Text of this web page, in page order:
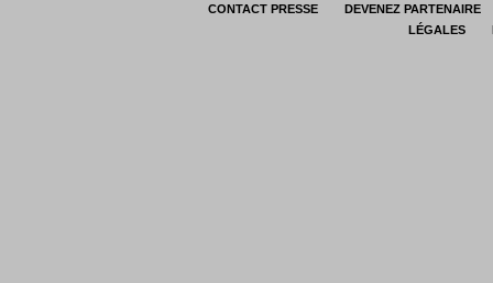
CONTACT PRESSE
DEVENEZ PARTENAIRE
LÉGALES